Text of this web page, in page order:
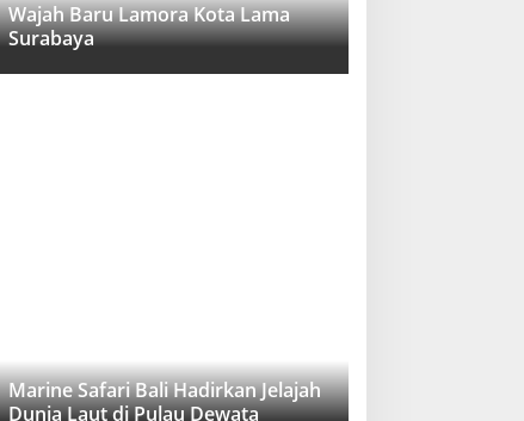
Wajah Baru Lamora Kota Lama
Surabaya
Marine Safari Bali Hadirkan Jelajah
Dunia Laut di Pulau Dewata